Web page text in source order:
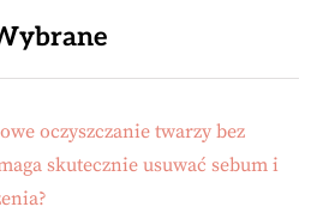
oczyszczanie twarzy bez
skutecznie usuwać sebum i